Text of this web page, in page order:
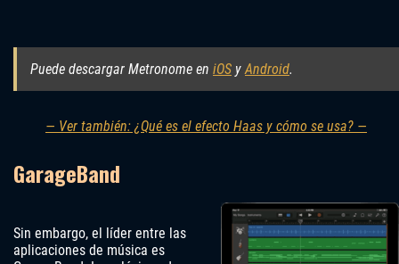
Puede descargar Metronome en iOS yAndroid.
— Ver también: ¿Qué es el efecto Haas y cómo se usa? —
GarageBand
Sin embargo, el líder entre las
aplicaciones de música es